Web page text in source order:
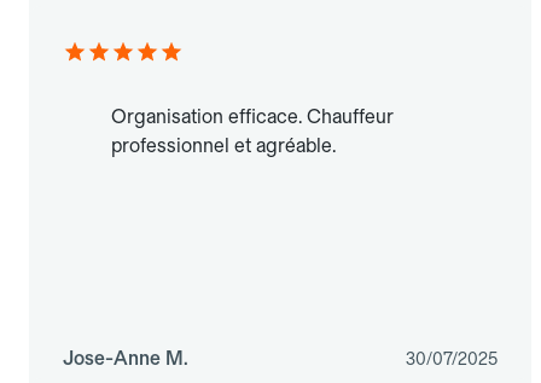
Organisation efficace. Chauffeur
professionnel et agréable.
Jose-Anne M. 30/07/2025